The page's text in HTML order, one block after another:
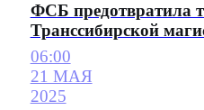
ФСБ предотвратила
Транссибирской
06:00
21 МАЯ
2025